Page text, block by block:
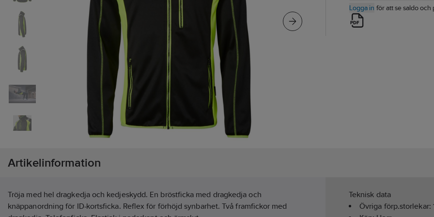
Logga in för att se saldo och
Artikelinformation
Tröja med hel dragkedja och kedjeskydd. En bröstficka med dragkedja och
knäppanordning för ID-kortsficka. Reflex för förhöjd synbarhet. Två framfickor med
Teknisk data
Övriga förp.storlekar: